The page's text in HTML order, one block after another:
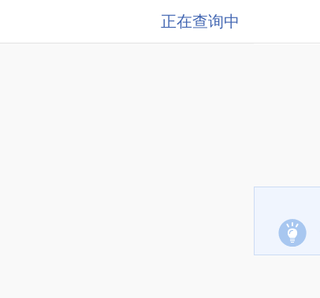
正在查询中